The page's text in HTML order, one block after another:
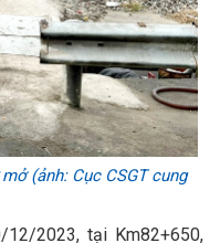
(ảnh: Cục CSGT cung
2023, tại Km82+650,